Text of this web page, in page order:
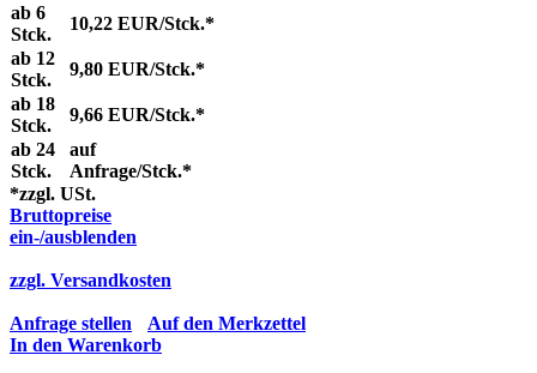
ab 6
Stck.
10,22 EUR/Stck.*
ab 12
Stck.
9,80 EUR/Stck.*
ab 18
Stck.
9,66 EUR/Stck.*
ab 24
Stck.
auf
Anfrage/Stck.*
*zzgl. USt.
Bruttopreise
ein-/ausblenden
zzgl. Versandkosten
Anfrage stellen
Auf den Merkzettel
In den Warenkorb